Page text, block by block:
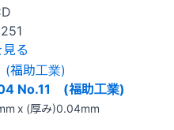
る
04 No.11 (福助工業)
x (厚み)0.04mm